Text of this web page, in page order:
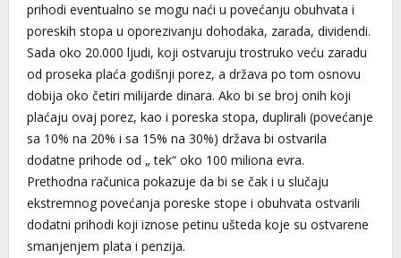
prihodi eventualno se mogu naći u povećanju obuhvata i
poreskih stopa u oporezivanju dohodaka, zarada, dividendi.
Sada oko 20.000 ljudi, koji ostvaruju trostruko veću zaradu
od proseka plaća godišnji porez, a država po tom osnovu
dobija oko četiri milijarde dinara. Ako bi se broj onih koji
plaćaju ovaj porez, kao i poreska stopa, duplirali (povećanje
sa 10% na 20% i sa 15% na 30%) država bi ostvarila
dodatne prihode od „ tek“ oko 100 miliona evra.
Prethodna računica pokazuje da bi se čak i u slučaju
ekstremnog povećanja poreske stope i obuhvata ostvarili
dodatni prihodi koji iznose petinu ušteda koje su ostvarene
smanjenjem plata i penzija.